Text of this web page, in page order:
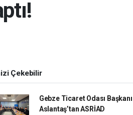
Çekebilir
Gebze Ticaret Odası Başkanı
Aslantaş’tan ASRİAD